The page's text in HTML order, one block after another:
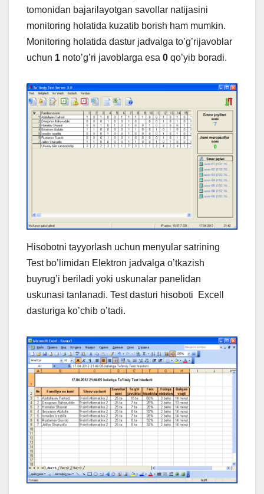
tomonidan bajarilayotgan savollar natijasini
monitoring holatida kuzatib borish ham mumkin.
Monitoring holatida dastur jadvalga to’g’rijavoblar
uchun 1 noto’g’ri javoblarga esa 0 qo’yib boradi.
Hisobotni tayyorlash uchun menyular satrining
Test bo’limidan Elektron jadvalga o’tkazish
buyrug’i beriladi yoki uskunalar panelidan
uskunasi tanlanadi. Test dasturi hisoboti Excell
dasturiga ko’chib o’tadi.